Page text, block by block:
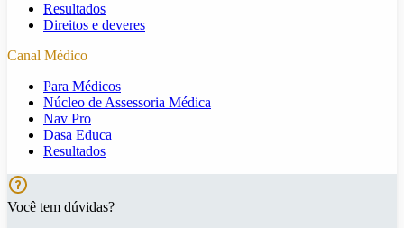
Resultados
Direitos e deveres
Canal Médico
Para Médicos
Núcleo de Assessoria Médica
Nav Pro
Dasa Educa
Resultados
Você tem dúvidas?